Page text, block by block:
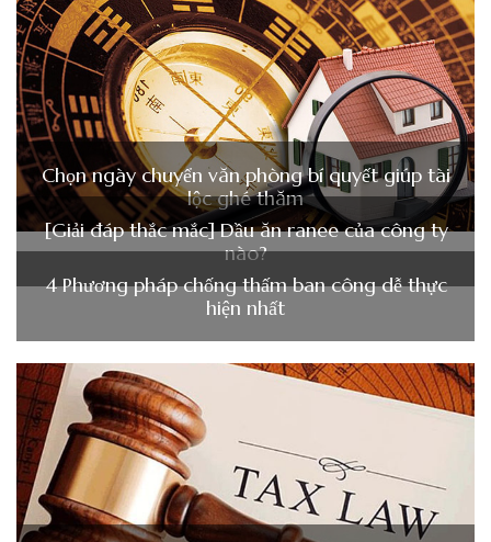
Chọn ngày chuyển văn phòng bí quyết giúp tài
lộc ghé thăm
[Giải đáp thắc mắc] Dầu ăn ranee của công ty
nào?
4 Phương pháp chống thấm ban công dễ thực
hiện nhất